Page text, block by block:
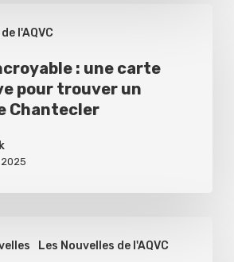
l'AQVC
: une carte
pour trouver un
Chantecler
Les Nouvelles de l'AQVC